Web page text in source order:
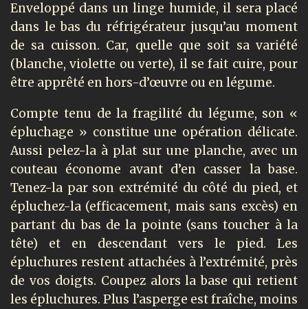
Enveloppé dans un linge humide, il sera placé
dans le bas du réfrigérateur jusqu’au moment
de sa cuisson. Car, quelle que soit sa variété
(blanche, violette ou verte), il se fait cuire, pour
être apprêté en hors-d’œuvre ou en légume.
Compte tenu de la fragilité du légume, son «
épluchage » constitue une opération délicate.
Aussi pelez-la à plat sur une planche, avec un
couteau économe avant d’en casser la base.
Tenez-la par son extrémité du côté du pied, et
épluchez-la (efficacement, mais sans excès) en
partant du bas de la pointe (sans toucher à la
tête) et en descendant vers le pied. Les
épluchures restent attachées à l’extrémité, près
de vos doigts. Coupez alors la base qui retient
les épluchures. Plus l’asperge est fraîche, moins